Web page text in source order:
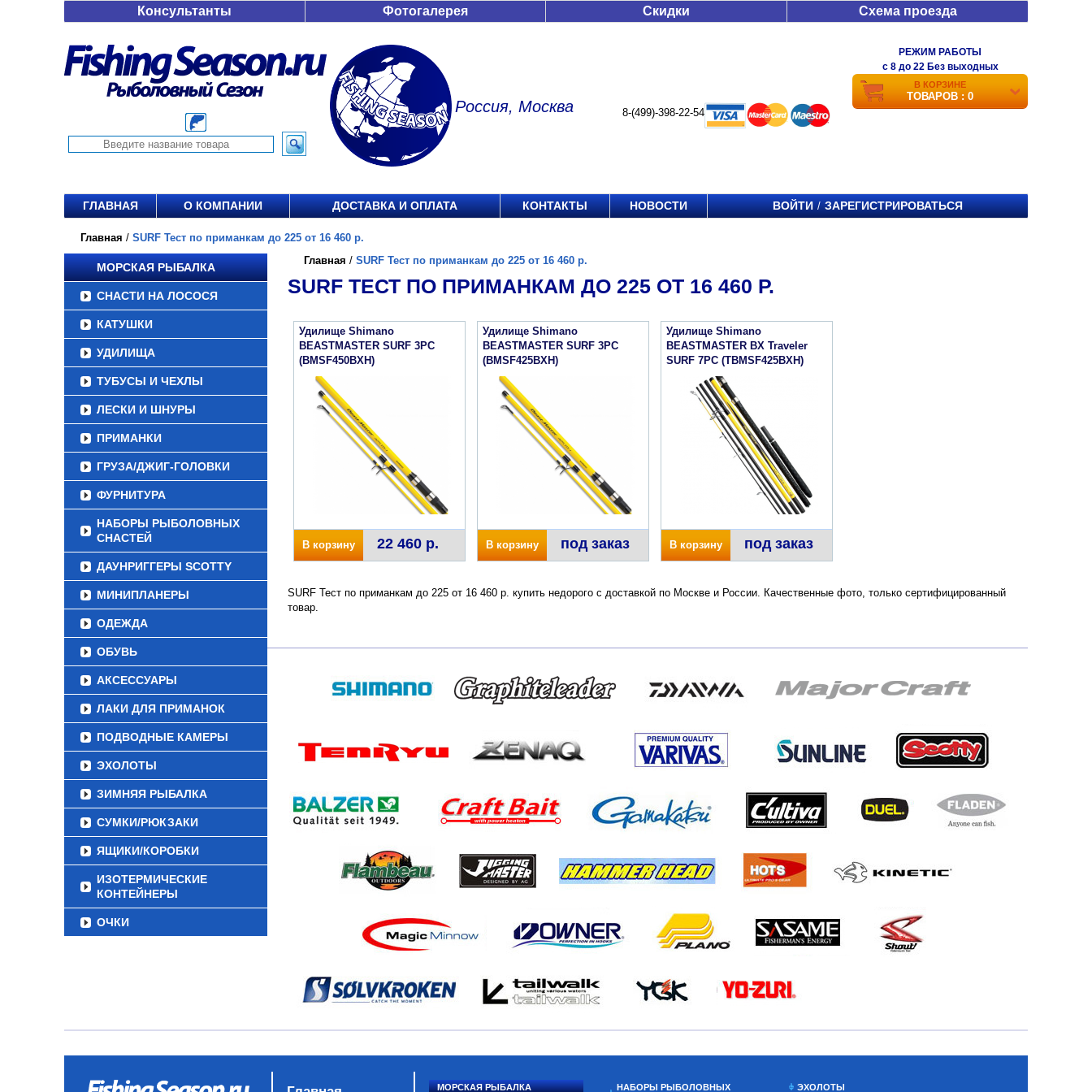
Консультанты Фотогалерея Скидки Схема проезда
Россия, Москва 8-(499)-398-22-54
РЕЖИМ РАБОТЫ
c 8 до 22 Без выходных
В КОРЗИНЕ
ТОВАРОВ : 0
ГЛАВНАЯ О КОМПАНИИ ДОСТАВКА И ОПЛАТА КОНТАКТЫ НОВОСТИ ВОЙТИ / ЗАРЕГИСТРИРОВАТЬСЯ
Главная / SURF Тест по приманкам до 225 от 16 460 р.
МОРСКАЯ РЫБАЛКА
СНАСТИ НА ЛОСОСЯ
КАТУШКИ
УДИЛИЩА
ТУБУСЫ И ЧЕХЛЫ
ЛЕСКИ И ШНУРЫ
ПРИМАНКИ
ГРУЗА/ДЖИГ-ГОЛОВКИ
ФУРНИТУРА
НАБОРЫ РЫБОЛОВНЫХ
СНАСТЕЙ
ДАУНРИГГЕРЫ SCOTTY
МИНИПЛАНЕРЫ
ОДЕЖДА
ОБУВЬ
АКСЕССУАРЫ
ЛАКИ ДЛЯ ПРИМАНОК
ПОДВОДНЫЕ КАМЕРЫ
ЭХОЛОТЫ
ЗИМНЯЯ РЫБАЛКА
СУМКИ/РЮКЗАКИ
ЯЩИКИ/КОРОБКИ
ИЗОТЕРМИЧЕСКИЕ
КОНТЕЙНЕРЫ
ОЧКИ
Главная / SURF Тест по приманкам до 225 от 16 460 р.
SURF ТЕСТ ПО ПРИМАНКАМ ДО 225 ОТ 16 460 Р.
Удилище Shimano
BEASTMASTER SURF 3PC
(BMSF450BXH)
В корзину 22 460 р.
Удилище Shimano
BEASTMASTER SURF 3PC
(BMSF425BXH)
В корзину под заказ
Удилище Shimano
BEASTMASTER BX Traveler
SURF 7PC (TBMSF425BXH)
В корзину под заказ
SURF Тест по приманкам до 225 от 16 460 р. купить недорого с доставкой по Москве и России. Качественные фото, только сертифицированный
товар.
МОРСКАЯ РЫБАЛКА НАБОРЫ РЫБОЛОВНЫХ ЭХОЛОТЫ